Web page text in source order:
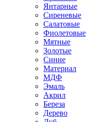
Янтарные
Сиреневые
Салатовые
Фиолетовые
Мятные
Золотые
Синие
Материал
МДФ
Эмаль
Акрил
Береза
Дерево